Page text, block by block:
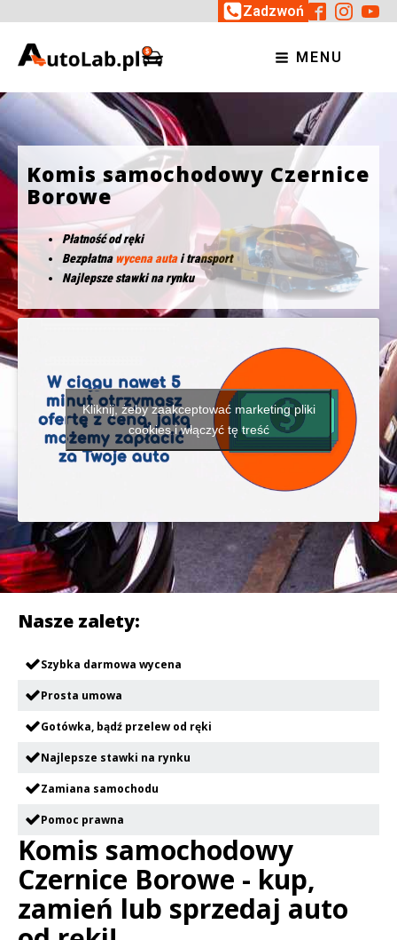
Zadzwoń
MENU
Komis samochodowy Czernice
Borowe
Płatność od ręki
Bezpłatnawycena autai transport
Najlepsze stawki na rynku
Kliknij, żeby zaakceptować marketing pliki
cookies i włączyć tę treść
Nasze zalety:
Szybka darmowa wycena
Prosta umowa
Gotówka, bądź przelew od ręki
Najlepsze stawki na rynku
Zamiana samochodu
Pomoc prawna
Komis samochodowy
Czernice Borowe - kup,
zamień lub sprzedaj auto